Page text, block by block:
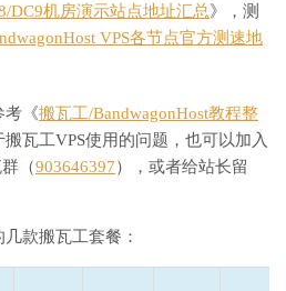
DC9机房演示站点地址汇总》，测
VPS各节点官方测速地
考《搬瓦工/BandwagonHost教程整
瓦工VPS使用的问题，也可以加入
（903646397），或者给站长留
款搬瓦工套餐：